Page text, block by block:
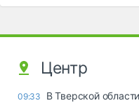
Центр
09:33
В Тверской